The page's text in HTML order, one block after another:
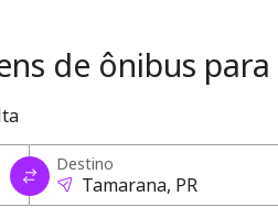
de ônibus para
Destino